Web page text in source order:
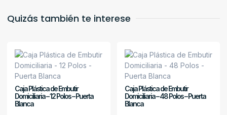
Quizás también te interese
Caja Plástica de Embutir
Domiciliaria – 12 Polos – Puerta
Blanca
Caja Plástica de Embutir
Domiciliaria – 48 Polos – Puerta
Blanca